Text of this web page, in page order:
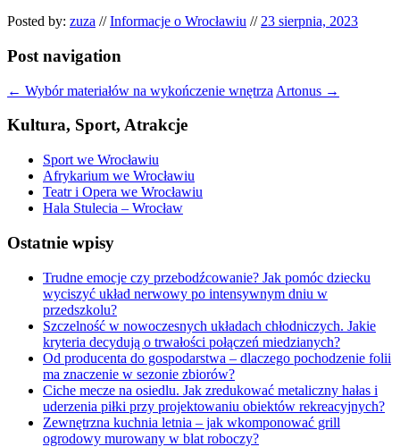
Posted by: zuza // Informacje o Wrocławiu // 23 sierpnia, 2023
Post navigation
← Wybór materiałów na wykończenie wnętrza Artonus →
Kultura, Sport, Atrakcje
Sport we Wrocławiu
Afrykarium we Wrocławiu
Teatr i Opera we Wrocławiu
Hala Stulecia – Wrocław
Ostatnie wpisy
Trudne emocje czy przebodźcowanie? Jak pomóc dziecku
wyciszyć układ nerwowy po intensywnym dniu w
przedszkolu?
Szczelność w nowoczesnych układach chłodniczych. Jakie
kryteria decydują o trwałości połączeń miedzianych?
Od producenta do gospodarstwa – dlaczego pochodzenie folii
ma znaczenie w sezonie zbiorów?
Ciche mecze na osiedlu. Jak zredukować metaliczny hałas i
uderzenia piłki przy projektowaniu obiektów rekreacyjnych?
Zewnętrzna kuchnia letnia – jak wkomponować grill
ogrodowy murowany w blat roboczy?